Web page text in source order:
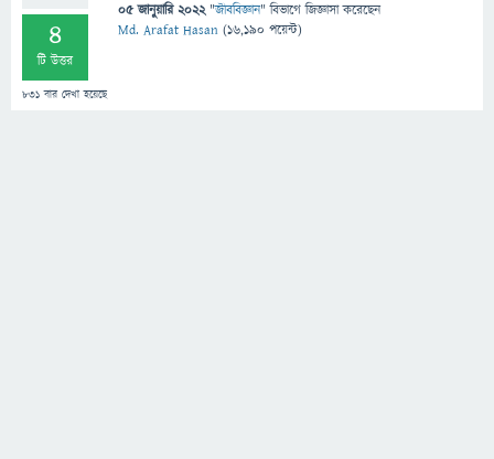
4
টি উত্তর
831 বার দেখা হয়েছে
05 জানুয়ারি 2022 "জীববিজ্ঞান" বিভাগে জিজ্ঞাসাকরেছেন
Md. Arafat Hasan (16,190 পয়েন্ট)